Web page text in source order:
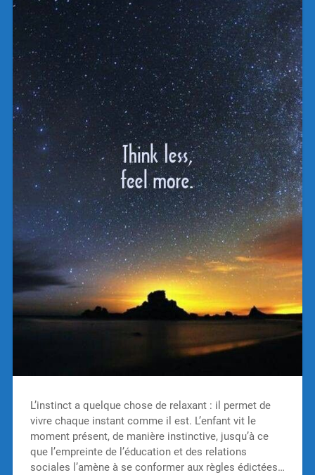
L’instinct a quelque chose de relaxant : il permet de
vivre chaque instant comme il est. L’enfant vit le
moment présent, de manière instinctive, jusqu’à ce
que l’empreinte de l’éducation et des relations
sociales l’amène à se conformer aux règles édictées…